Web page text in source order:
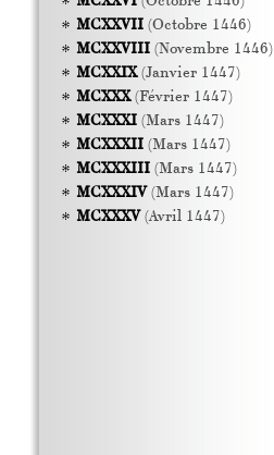
MCXXVII(Octobre 1446)
MCXXVIII(Novembre 1446)
MCXXIX(Janvier 1447)
MCXXX(Février 1447)
MCXXXI(Mars 1447)
MCXXXII(Mars 1447)
MCXXXIII(Mars 1447)
MCXXXIV(Mars 1447)
MCXXXV(Avril 1447)